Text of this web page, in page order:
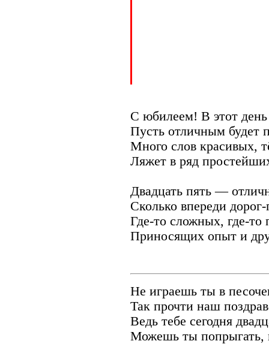
С юбилеем! В этот
Пусть отличным будет
Много слов красивых,
Ляжет в ряд
Двадцать пять —
Сколько впереди
Где-то сложных, где-то
Приносящих опыт и
Не играешь ты в
Так прочти наш
Ведь тебе сегодня
Можешь ты попрыгать,